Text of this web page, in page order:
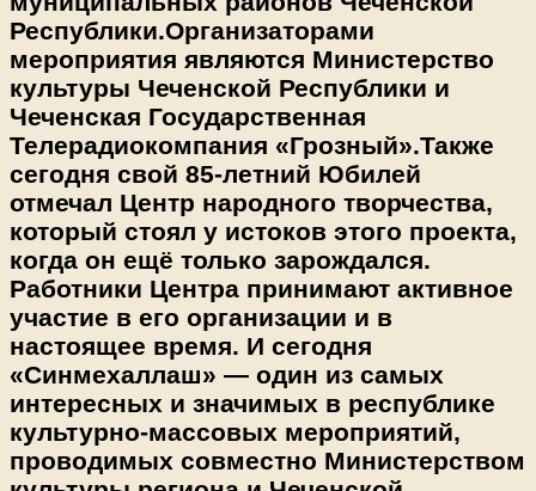
Республики.Организаторами
мероприятия являются Министерство
культуры Чеченской Республики и
Чеченская Государственная
Телерадиокомпания «Грозный».Также
сегодня свой 85-летний Юбилей
отмечал Центр народного творчества,
который стоял у истоков этого проекта,
когда он ещё только зарождался.
Работники Центра принимают активное
участие в его организации и в
настоящее время. И сегодня
«Синмехаллаш» — один из самых
интересных и значимых в республике
культурно-массовых мероприятий,
проводимых совместно Министерством